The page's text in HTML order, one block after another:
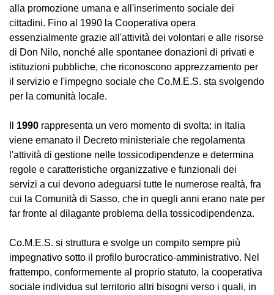
alla promozione umana e all'inserimento sociale dei
cittadini. Fino al 1990 la Cooperativa opera
essenzialmente grazie all'attività dei volontari e alle risorse
di Don Nilo, nonché alle spontanee donazioni di privati e
istituzioni pubbliche, che riconoscono apprezzamento per
il servizio e l'impegno sociale che Co.M.E.S. sta svolgendo
per la comunità locale.
1990 rappresenta un vero momento di svolta: in Italia
viene emanato il Decreto ministeriale che regolamenta
l'attività di gestione nelle tossicodipendenze e determina
regole e caratteristiche organizzative e funzionali dei
servizi a cui devono adeguarsi tutte le numerose realtà, fra
cui la Comunità di Sasso, che in quegli anni erano nate per
far fronte al dilagante problema della tossicodipendenza.
Co.M.E.S. si struttura e svolge un compito sempre più
impegnativo sotto il profilo burocratico-amministrativo. Nel
frattempo, conformemente al proprio statuto, la cooperativa
sociale individua sul territorio altri bisogni verso i quali, in